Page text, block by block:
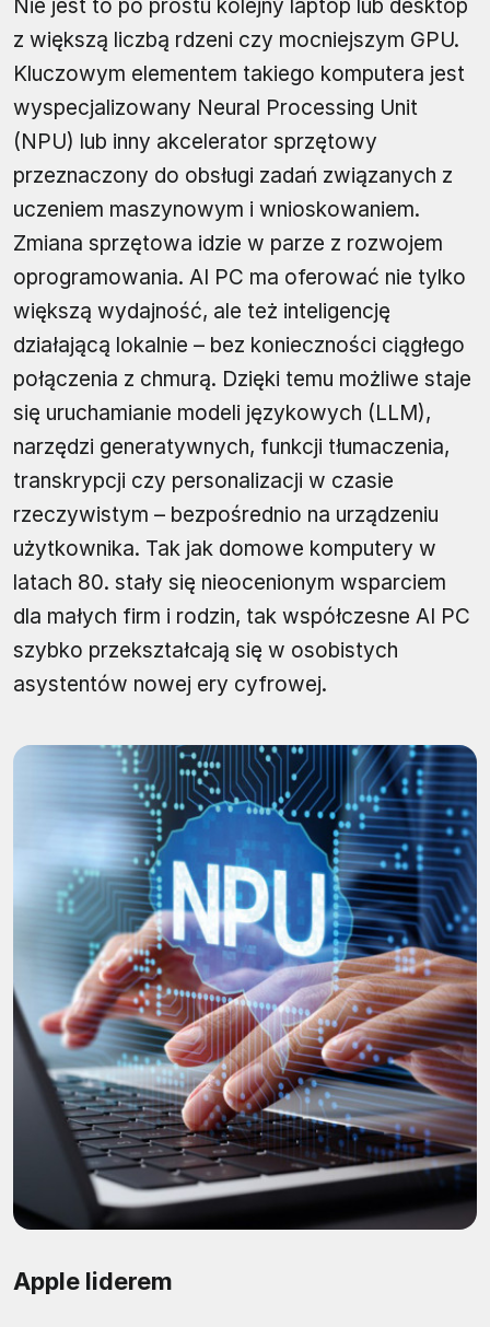
Nie jest to po prostu kolejny laptop lub desktop
z większą liczbą rdzeni czy mocniejszym GPU.
Kluczowym elementem takiego komputera jest
wyspecjalizowany Neural Processing Unit
(NPU) lub inny akcelerator sprzętowy
przeznaczony do obsługi zadań związanych z
uczeniem maszynowym i wnioskowaniem.
Zmiana sprzętowa idzie w parze z rozwojem
oprogramowania. AI PC ma oferować nie tylko
większą wydajność, ale też inteligencję
działającą lokalnie – bez konieczności ciągłego
połączenia z chmurą. Dzięki temu możliwe staje
się uruchamianie modeli językowych (LLM),
narzędzi generatywnych, funkcji tłumaczenia,
transkrypcji czy personalizacji w czasie
rzeczywistym – bezpośrednio na urządzeniu
użytkownika. Tak jak domowe komputery w
latach 80. stały się nieocenionym wsparciem
dla małych firm i rodzin, tak współczesne AI PC
szybko przekształcają się w osobistych
asystentów nowej ery cyfrowej.
Apple liderem